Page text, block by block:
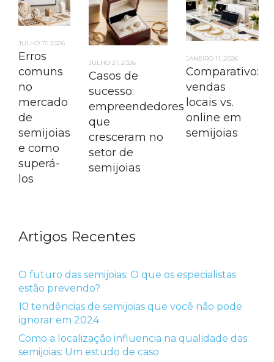
JULHO 17, 2026
Erros
comuns
no
mercado
de
semijoias
e como
superá-
los
JULHO 21, 2026
Casos de
sucesso:
empreendedores
que
cresceram no
setor de
semijoias
JANEIRO 11, 2026
Comparativo:
vendas
locais vs.
online em
semijoias
Artigos Recentes
O futuro das semijoias: O que os especialistas
estão prevendo?
10 tendências de semijoias que você não pode
ignorar em 2024
Como a localização influencia na qualidade das
semijoias: Um estudo de caso